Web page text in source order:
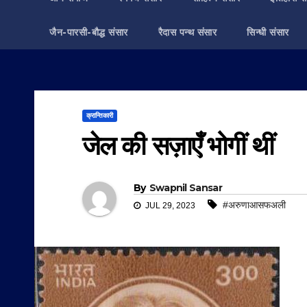
जैन-पारसी-बौद्ध संसार रैदास पन्थ संसार सिन्धी संसार
क्रान्तिकारी
जेल की सज़ाएँ भोगीं थीं
By Swapnil Sansar
JUL 29, 2023 #अरुणाआसफअली